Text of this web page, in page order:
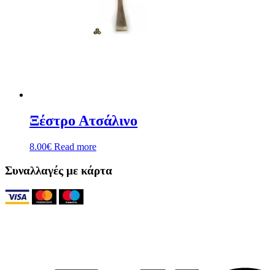
Ξέστρο Ατσάλινο
8.00€ Read more
Συναλλαγές με κάρτα